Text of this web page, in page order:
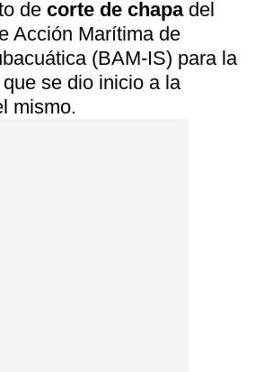
de corte de chapadel
Acción Marítima de
(BAM-IS) para la
se dio inicio a la
mismo.